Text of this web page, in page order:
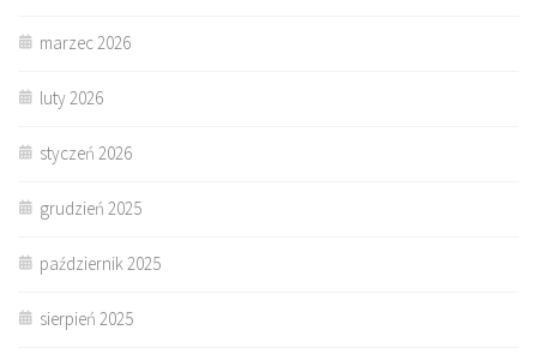
marzec 2026
luty 2026
styczeń 2026
grudzień 2025
październik 2025
sierpień 2025